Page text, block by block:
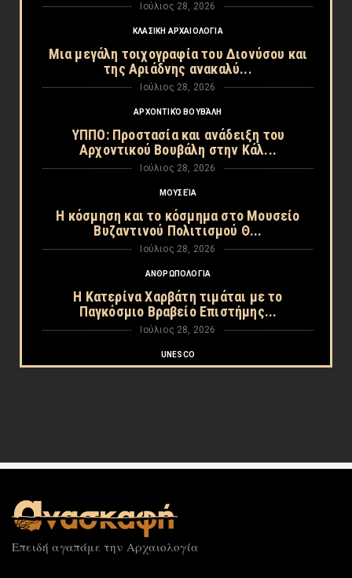
Ιούλιος 28, 2026
ΚΛΑΣΙΚΗ ΑΡΧΑΙΟΛΟΓΙΑ
Μια μεγάλη τοιχογραφία του Διονύσου και
της Αριάδνης ανακαλύ...
Ιούλιος 28, 2026
ΑΡΧΟΝΤΙΚΌ ΒΟΥΒΆΛΗ
ΥΠΠΟ: Προστασία και ανάδειξη του
Αρχοντικού Βουβάλη στην Κάλ...
Ιούλιος 28, 2026
ΜΟΥΣΕΊΑ
Η κόσμηση και το κόσμημα στο Μουσείο
Βυζαντινού Πολιτισμού Θ...
Ιούλιος 28, 2026
ΑΝΘΡΩΠΟΛΟΓΙΑ
Η Κατερίνα Χαρβάτη τιμάται με το
Παγκόσμιο Βραβείο Επιστήμης...
Ιούλιος 28, 2026
UNESCO
Ο Ολυμπος εγγράφεται ομόφωνα στον
Κατάλογο Παγκόσμιας Κληρον...
MIT
Τι κοινό έχουν Αριστοτέλης και AI; Ο δρ
Ανδρέας Καρατσώλης ε...
Επειδή αγαπάμε την Αρχαιολογία